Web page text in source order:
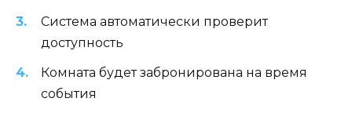
Система автоматически проверит
доступность
Комната будет забронирована на время
события